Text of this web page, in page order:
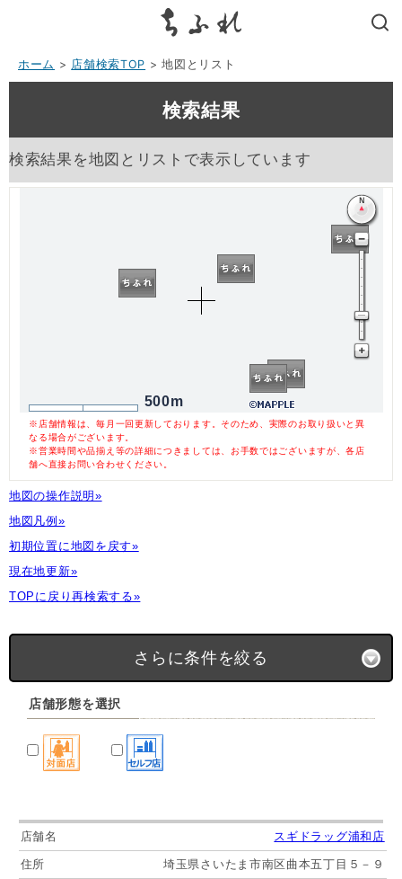
ホーム > 店舗検索TOP > 地図とリスト
検索結果
検索結果を地図とリストで表示しています
500m
※店舗情報は、毎月一回更新しております。そのため、実際のお取り扱いと異
なる場合がございます。
※営業時間や品揃え等の詳細につきましては、お手数ではございますが、各店
舗へ直接お問い合わせください。
地図の操作説明»
地図凡例»
初期位置に地図を戻す»
現在地更新»
TOPに戻り再検索する»
さらに条件を絞る
店舗形態を選択
スギドラッグ浦和店
埼玉県さいたま市南区曲本五丁目５－９